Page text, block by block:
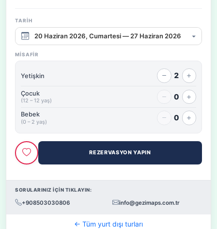
TARIH
Çıkış tarihi aralığı
MISAFIR
Yetişkin 2
Çocuk
(12 – 12 yaş) 0
Bebek
(0 – 2 yaş) 0
REZERVASYON YAPIN
SORULARINIZ İÇİN TIKLAYIN:
+908503030806 info@gezimaps.com.tr
← Tüm yurt dışı turları